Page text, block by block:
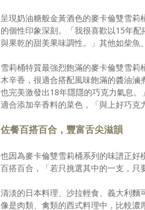
呈現奶油糖般金黃酒色的麥卡倫雙雪
的個性印象深刻。「我很喜歡以15年
與果乾的甜美果味調性。」其他如柴
雪莉桶特質最強烈飽滿的麥卡倫雙雪
木辛香，很適合搭配風味飽滿的醬油
也完美激發出18年隱隱的巧克力氣息
適合添加辛香料的菜色，「與上好巧
佐餐百搭百合，豐富舌尖滋韻
也因為麥卡倫雙雪莉桶系列的味譜正
百搭百合，「若只挑選其中的一支，
清淡的日本料理、沙拉輕食、義大利
像是肉類、禽類的西式料理中，比較